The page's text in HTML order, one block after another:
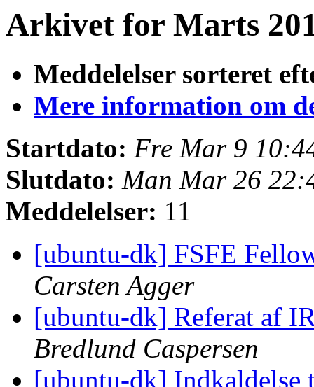
Arkivet for Marts
Meddelelser sorteret
Mere information om
Startdato: Fre Mar 9
Slutdato: Man Mar 26
Meddelelser: 11
[ubuntu-dk] FSFE
Carsten Agger
[ubuntu-dk] Referat af
Bredlund Caspersen
[ubuntu-dk] Indkaldelse